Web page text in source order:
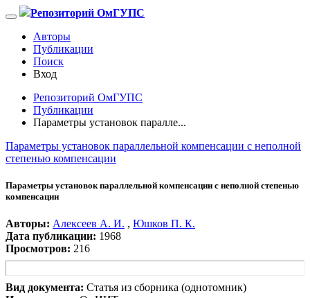
Репозиторий ОмГУПС
Авторы
Публикации
Поиск
Вход
Репозиторий ОмГУПС
Публикации
Параметры установок паралле...
Параметры установок параллельной компенсации с неполной
степенью компенсации
Параметры установок параллельной компенсации с неполной степенью
компенсации
Авторы: Алексеев А. И. , Юшков П. К.
Дата публикации: 1968
Просмотров: 216
Вид документа: Статья из сборника (однотомник)